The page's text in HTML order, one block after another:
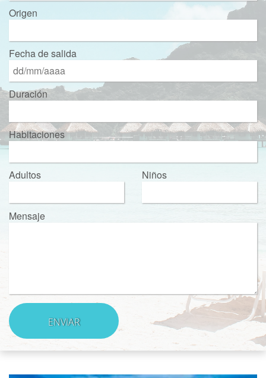
Origen
Fecha de salida
Duración
Habitaciones
Adultos Niños
Mensaje